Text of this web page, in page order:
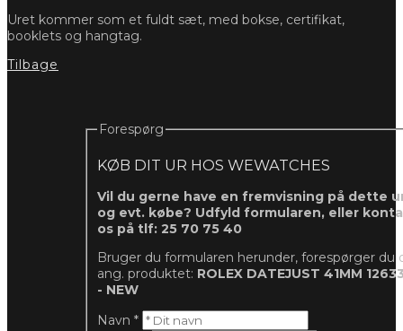
Uret kommer som et fuldt sæt, med bokse, certifikat,
booklets og hangtag.
Tilbage
Forespørg
KØB DIT UR HOS WEWATCHES
Vil du gerne have en fremvisning på dette
og evt. købe? Udfyld formularen, eller
os på tlf: 25 70 75 40
Bruger du formularen herunder, forespørger du
ang. produktet: ROLEX DATEJUST 41MM
- NEW
Navn *